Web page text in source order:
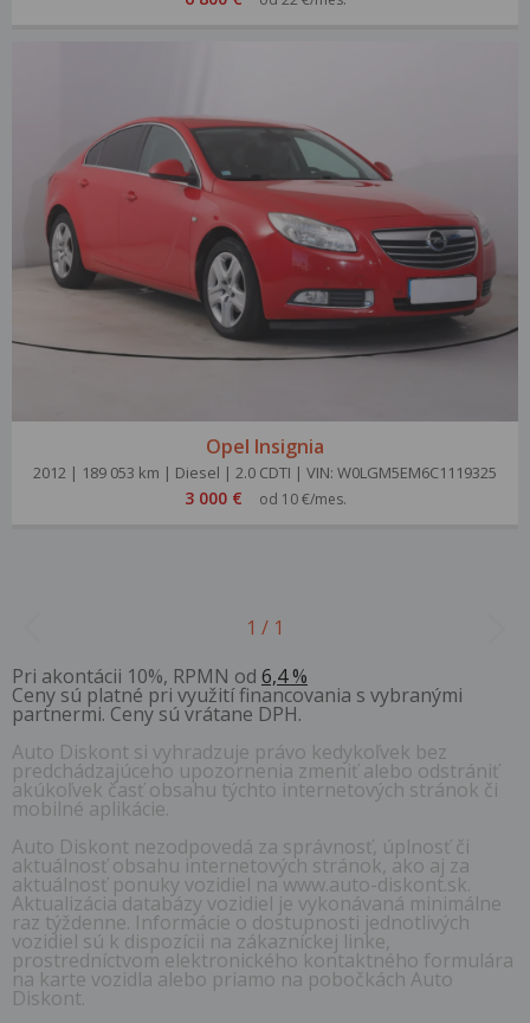
Opel Insignia
2012 | 189 053 km | Diesel | 2.0 CDTI | VIN: W0LGM5EM6C1119325
3 000 € od 10 €/mes.
1 / 1
Pri akontácii 10%, RPMN od 6,4 %
Ceny sú platné pri využití financovania s vybranými
partnermi. Ceny sú vrátane DPH.
Auto Diskont si vyhradzuje právo kedykoľvek bez
predchádzajúceho upozornenia zmeniť alebo odstrániť
akúkoľvek časť obsahu týchto internetových stránok či
mobilné aplikácie.
Auto Diskont nezodpovedá za správnosť, úplnosť či
aktuálnosť obsahu internetových stránok, ako aj za
aktuálnosť ponuky vozidiel na www.auto-diskont.sk.
Aktualizácia databázy vozidiel je vykonávaná minimálne
raz týždenne. Informácie o dostupnosti jednotlivých
vozidiel sú k dispozícii na zákazníckej linke,
prostredníctvom elektronického kontaktného formulára
na karte vozidla alebo priamo na pobočkách Auto
Diskont.